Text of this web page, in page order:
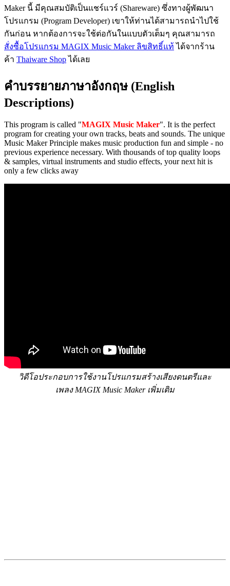
Maker นี้ มีคุณสมบัติเป็นแชร์แวร์ (Shareware) ซึ่งทางผู้พัฒนา
โปรแกรม (Program Developer) เขาให้ท่านได้สามารถนำไปใช้
กันก่อน หากต้องการจะใช้ต่อกันในแบบตัวเต็มๆ คุณสามารถ
สั่งซื้อโปรแกรม MAGIX Music Maker ลิขสิทธิ์แท้ ได้จากร้าน
ค้า Thaiware Shopได้เลย
คำบรรยายภาษาอังกฤษ (English
Descriptions)
This program is called "MAGIX Music Maker". It is the perfect
program for creating your own tracks, beats and sounds. The unique
Music Maker Principle makes music production fun and simple - no
previous experience necessary. With thousands of top quality loops
& samples, virtual instruments and studio effects, your next hit is
only a few clicks away
วิดีโอประกอบการใช้งานโปรแกรมสร้างเสียงดนตรีและ
เพลง MAGIX Music Maker เพิ่มเติม